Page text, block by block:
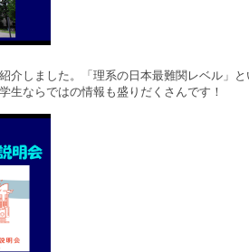
介しました。「理系の日本最難関レベル」
生ならではの情報も盛りだくさんです！